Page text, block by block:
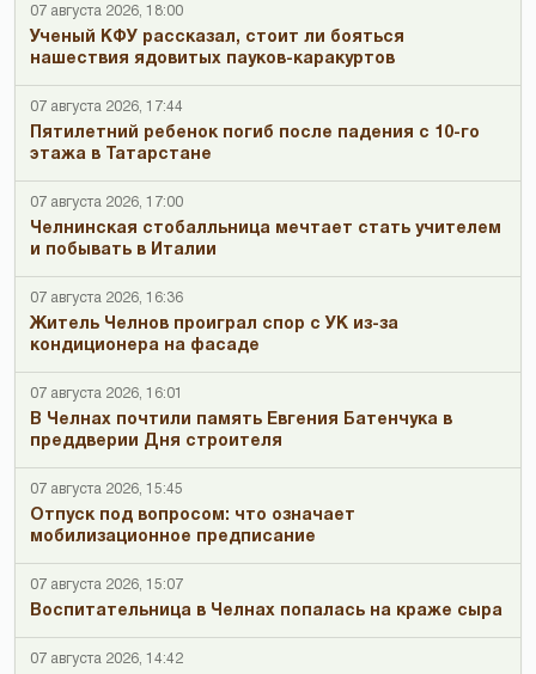
07 августа 2026, 18:00
Ученый КФУ рассказал, стоит ли бояться
нашествия ядовитых пауков-каракуртов
07 августа 2026, 17:44
Пятилетний ребенок погиб после падения с 10-го
этажа в Татарстане
07 августа 2026, 17:00
Челнинская стобалльница мечтает стать учителем
и побывать в Италии
07 августа 2026, 16:36
Житель Челнов проиграл спор с УК из-за
кондиционера на фасаде
07 августа 2026, 16:01
В Челнах почтили память Евгения Батенчука в
преддверии Дня строителя
07 августа 2026, 15:45
Отпуск под вопросом: что означает
мобилизационное предписание
07 августа 2026, 15:07
Воспитательница в Челнах попалась на краже сыра
07 августа 2026, 14:42